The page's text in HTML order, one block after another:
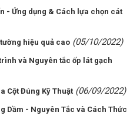
- Ứng dụng & Cách lựa chọn cát
hiệu quả cao (05/10/2022)
và Nguyên tắc ốp lát gạch
Cột Đúng Kỹ Thuật (06/09/2022)
Dầm - Nguyên Tắc và Cách Thức